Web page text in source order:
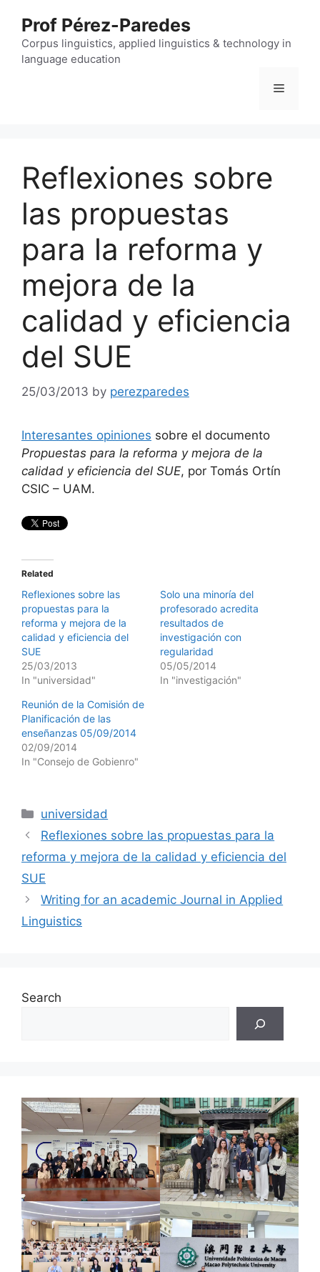
content
Prof Pérez-Paredes
Corpus linguistics, applied linguistics & technology in
language education
Menu
Reflexiones sobre
las propuestas
para la reforma y
mejora de la
calidad y eficiencia
del SUE
25/03/2013 by perezparedes
Interesantes opiniones sobre el documento
Propuestas para la reforma y mejora de la
calidad y eficiencia del SUE, por Tomás Ortín
CSIC – UAM.
Related
Reflexiones sobre las
propuestas para la
reforma y mejora de la
calidad y eficiencia del
SUE
25/03/2013
In "universidad"
Solo una minoría del
profesorado acredita
resultados de
investigación con
regularidad
05/05/2014
In "investigación"
Reunión de la Comisión de
Planificación de las
enseñanzas 05/09/2014
02/09/2014
In "Consejo de Gobienro"
Categories
universidad
Reflexiones sobre las propuestas para la
reforma y mejora de la calidad y eficiencia del
SUE
Writing for an academic Journal in Applied
Linguistics
Search